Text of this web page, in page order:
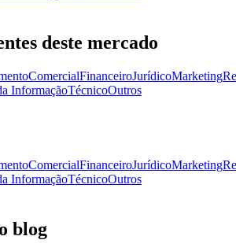
deste mercado
ComercialFinanceiroJurídicoMarketing
InformaçãoTécnicoOutros
ComercialFinanceiroJurídicoMarketing
InformaçãoTécnicoOutros
blog